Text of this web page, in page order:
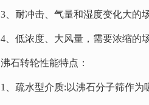
3、耐冲击、气量和湿度变化大的
4、低浓度、大风量，需要浓缩的
沸石转轮性能特点：
1、疏水型介质:以沸石分子筛作为